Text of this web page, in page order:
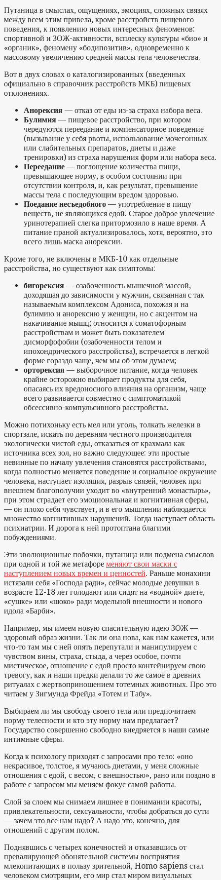
Путаница в смыслах, ощущениях, эмоциях, сложных связях
между всем этим привела, кроме расстройств пищевого
поведения, к появлению новых интересных феноменов:
спортивной и ЗОЖ-активности, всплеску культуры «био» и
«органик», феномену «бодипозитив», одновременно к
массовому увеличению средней массы тела человечества.
Вот в двух словах о каталогизированных (введенных
официально в справочник расстройств МКБ) пищевых
отклонениях.
Анорексия — отказ от еды из-за страха набора веса.
Булимия — пищевое расстройство, при котором
чередуются переедание и компенсаторное поведение
(вызывание у себя рвоты, использование мочегонных
или слабительных препаратов, диеты и даже
тренировки) из страха нарушения форм или набора веса.
Переедание — поглощение количества пищи,
превышающее норму, в особом состоянии при
отсутствии контроля, и, как результат, превышение
массы тела с последующим вредом здоровью.
Поедание несъедобного — употребление в пищу
веществ, не являющихся едой. Старое доброе увлечение
уринотерапией слегка притормозило в наше время. А
питание праной актуализировалось, хотя, вероятно, это
всего лишь маска анорексии.
Кроме того, не включены в МКБ-10 как отдельные
расстройства, но существуют как симптомы:
бигорексия — озабоченность мышечной массой,
доходящая до зависимости у мужчин, связанная с так
называемым комплексом Адониса, похожая и на
булимию и анорексию у женщин, но с акцентом на
накачивание мышц; относится к соматофорным
расстройствам и может быть показателем
дисморфофобии (озабоченности телом и
ипохондрического расстройства), встречается в легкой
форме гораздо чаще, чем мы об этом думаем;
орторексия — выборочное питание, когда человек
крайне осторожно выбирает продукты для себя,
опасаясь их вредоносного влияния на организм, чаще
всего развивается совместно с симптоматикой
обсессивно-компульсивного расстройства.
Можно потихоньку есть мел или уголь, толкать железки в
спортзале, искать по деревням честного производителя
экологически чистой еды, отказаться от крахмала как
источника всех зол, но важно следующее: эти простые
невинные по началу увлечения становятся расстройствами,
когда полностью меняется поведение и социальное окружение
человека, наступает изоляция, разрыв связей, человек при
внешнем благополучии уходит во «внутренний монастырь»,
при этом страдает его эмоциональная и когнитивная сферы,
— он плохо себя чувствует, и в его мышлении наблюдается
множество когнитивных нарушений. Тогда наступает область
психиатрии. И дорога к ней протоптана благими
побуждениями.
Эти эволюционные побочки, путаница или подмена смыслов
при одной и той же метафоре меняют свои маски с
наступлением новых времен и ценностей. Раньше монахини
истязали себя «Господа ради», сейчас молодые девушки в
возрасте 12-18 лет голодают или сидят на «водной» диете,
«сушке» или «шоко» ради модельной внешности и нового
идола «Барби».
Например, мы имеем новую спасительную идею ЗОЖ —
здоровый образ жизни. Так ли она нова, как нам кажется, или
что-то там мы с ней опять перепутали и манипулируем с
чувством вины, страха, стыда, а через особое, почти
мистическое, отношение с едой просто контейнируем свою
тревогу, как и наши предки делали то же самое в древних
ритуалах с жертвоприношением тотемных животных. Про это
читаем у Зигмунда Фрейда «Тотем и Табу».
Выбираем ли мы свободу своего тела или предпочитаем
норму телесности и кто эту норму нам предлагает?
Государство совершенно свободно внедряется в наши самые
интимные сферы.
Когда к психологу приходят с запросами про тело: «оно
некрасивое, толстое, я мучаюсь диетами, у меня сложные
отношения с едой, с весом, с внешностью», рано или поздно в
работе с запросом мы меняем фокус самой работы.
Слой за слоем мы снимаем лишнее в понимании красоты,
привлекательности, сексуальности, чтобы добраться до сути
— зачем это все нам надо? А надо это, конечно, для
отношений с другим полом.
Поднявшись с четырех конечностей и отказавшись от
превалирующей обонятельной системы восприятия
млекопитающих в пользу зрительной, Homo sapiens стал
человеком смотрящим, его мир стал миром визуальных